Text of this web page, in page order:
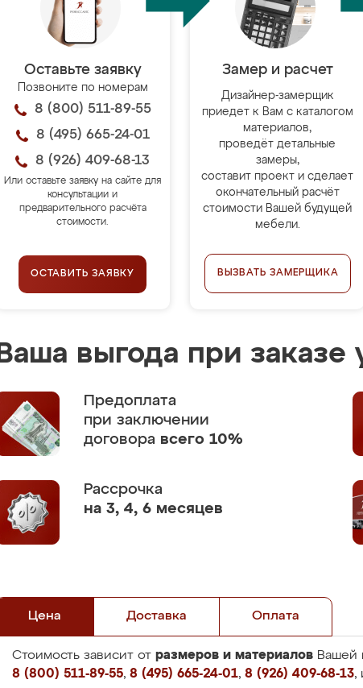
Оставьте заявку
Позвоните по номерам
8 (800) 511-89-55
8 (495) 665-24-01
8 (926) 409-68-13
Или оставьте заявку на сайте для
консультации и
предварительного расчёта
стоимости.
ОСТАВИТЬ ЗАЯВКУ
Замер и расчет
Дизайнер-замерщик
приедет к Вам с каталогом
материалов,
проведёт детальные
замеры,
составит проект и сделает
окончательный расчёт
стоимости Вашей будущей
мебели.
ВЫЗВАТЬ ЗАМЕРЩИКА
Ваша выгода при заказе
Предоплата
при заключении
договора всего 10%
Рассрочка
на 3, 4, 6 месяцев
Цена Доставка Оплата
Стоимость зависит от размеров и материалов Вашей
8 (800) 511-89-55, 8 (495) 665-24-01, 8 (926) 409-68-13,